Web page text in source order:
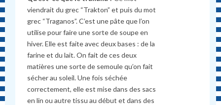
viendrait du grec “Trakton” et puis du mot
grec “Traganos”. C’est une pâte que l’on
utilise pour faire une sorte de soupe en
hiver. Elle est faite avec deux bases : de la
farine et du lait. On fait de ces deux
matières une sorte de semoule qu’on fait
sécher au soleil. Une fois séchée
correctement, elle est mise dans des sacs
en lin ou autre tissu au début et dans des